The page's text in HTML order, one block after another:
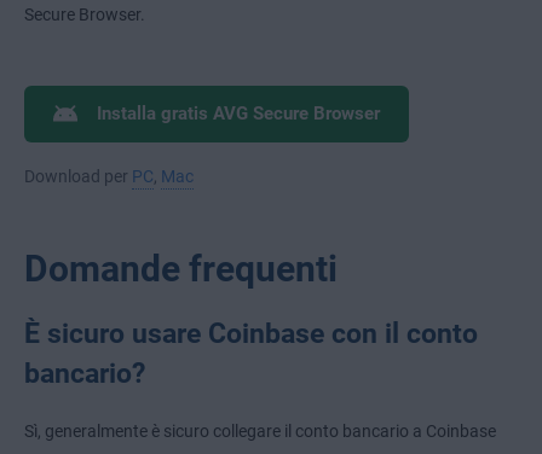
Secure Browser.
Installa gratis AVG Secure Browser
Download per PC, Mac
Domande frequenti
È sicuro usare Coinbase con il conto
bancario?
Sì, generalmente è sicuro collegare il conto bancario a Coinbase